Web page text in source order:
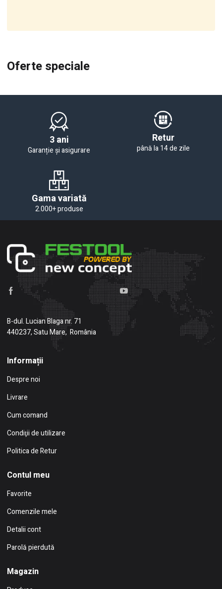
Oferte speciale
3 ani
Garanție și asigurare
Retur
până la 14 de zile
Gama variată
2.000+ produse
B-dul. Lucian Blaga nr. 71
440237, Satu Mare, România
Informații
Despre noi
Livrare
Cum comand
Condiţii de utilizare
Politica de Retur
Contul meu
Favorite
Comenzile mele
Detalii cont
Parolă pierdută
Magazin